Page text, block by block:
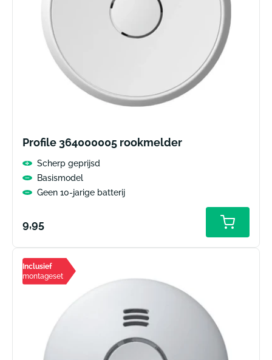
Profile 364000005 rookmelder
Scherp geprijsd
Basismodel
Geen 10-jarige batterij
Normale
9,95
Inclusief
montageset